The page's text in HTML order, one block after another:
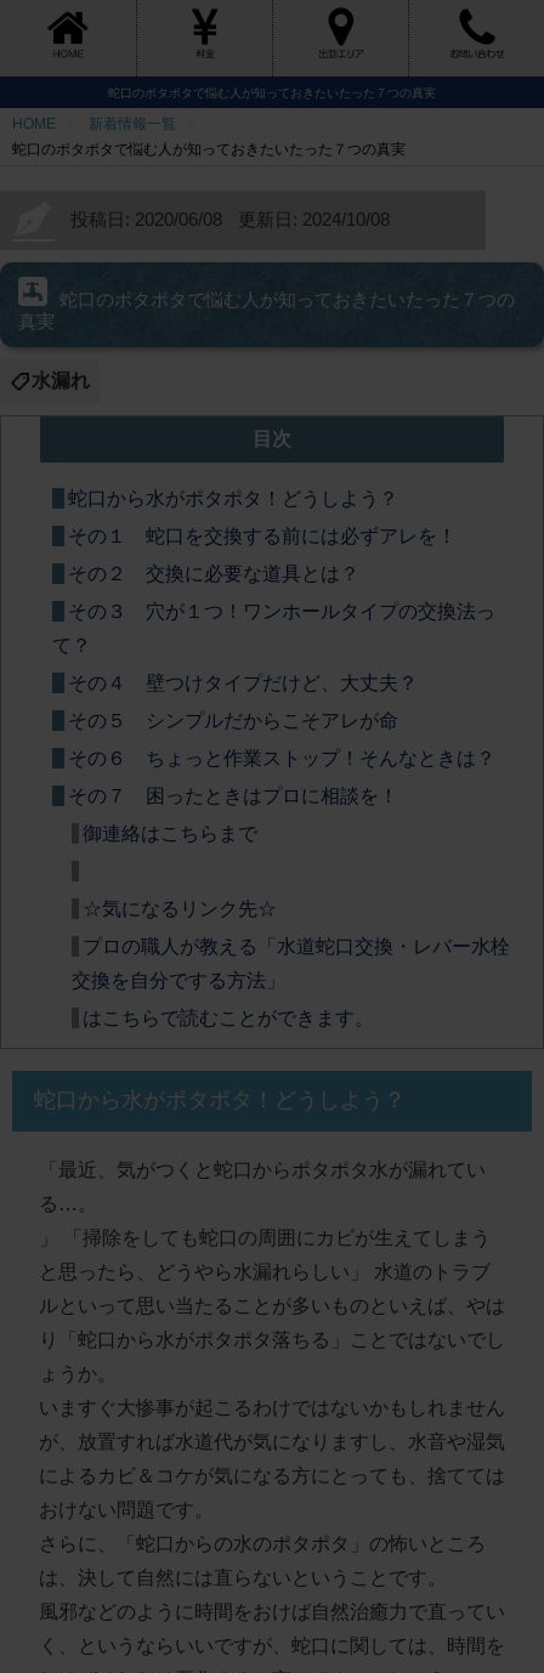
蛇口のポタポタで悩む人が知っておきたいたった７つの真実
HOME
新着情報一覧
蛇口のポタポタで悩む人が知っておきたいたった７つの真実
投稿日: 2020/06/08 更新日: 2024/10/08
蛇口のポタポタで悩む人が知っておきたいたった７つの
真実
水漏れ
目次
蛇口から水がポタポタ！どうしよう？
その１ 蛇口を交換する前には必ずアレを！
その２ 交換に必要な道具とは？
その３ 穴が１つ！ワンホールタイプの交換法っ
て？
その４ 壁つけタイプだけど、大丈夫？
その５ シンプルだからこそアレが命
その６ ちょっと作業ストップ！そんなときは？
その７ 困ったときはプロに相談を！
御連絡はこちらまで
☆気になるリンク先☆
プロの職人が教える「水道蛇口交換・レバー水栓
交換を自分でする方法」
はこちらで読むことができます。
蛇口から水がポタポタ！どうしよう？
「最近、気がつくと蛇口からポタポタ水が漏れてい
る…。
「掃除をしても蛇口の周囲にカビが生えてしまう
と思ったら、どうやら水漏れらしい」
水道のトラブ
ルといって思い当たることが多いものといえば、やは
り
「蛇口から水がポタポタ落ちる」
ことではないでし
ょうか。
いますぐ大惨事が起こるわけではないかもしれません
が、 放置すれば水道代が気になりますし、水音や湿気
によるカビ＆コケが気になる方にとっても、捨てては
おけない問題です。
さらに、「蛇口からの水のポタポタ」の怖いところ
は、 決して自然には直らない ということです。
風邪などのように時間をおけば自然治癒力で直ってい
く、というならいいですが、 蛇口に関しては、時間を